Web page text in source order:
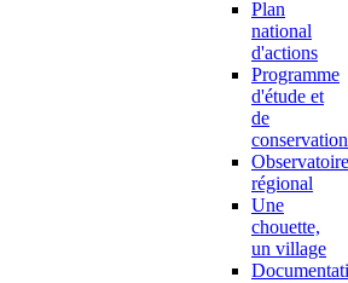
Plan
national
d'actions
Programme
d'étude et
de
conservation
Observatoire
régional
Une
chouette,
un village